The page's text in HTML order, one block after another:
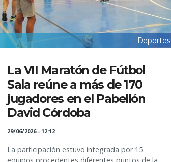
Deportes
La VII Maratón de Fútbol
Sala reúne a más de 170
jugadores en el Pabellón
David Córdoba
29/06/2026 - 12:12
La participación estuvo integrada por 15